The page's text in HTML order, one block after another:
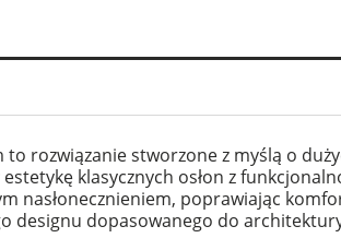
to rozwiązanie stworzone z myślą o
klasycznych osłon z
nasłonecznieniem, poprawiając
designu dopasowanego do